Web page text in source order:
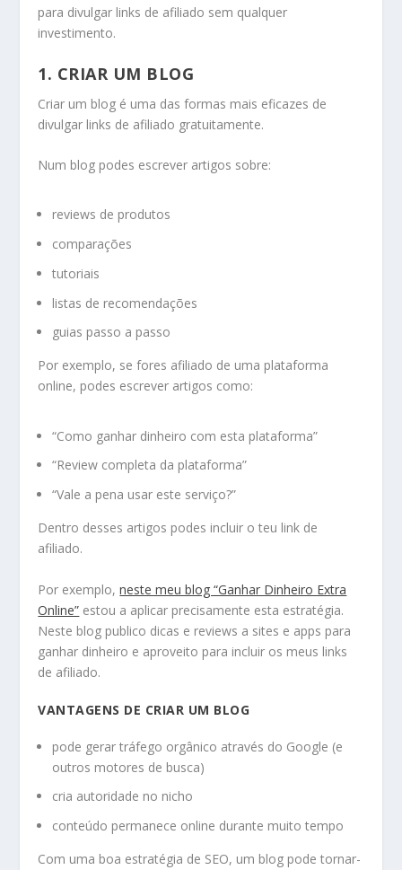
para divulgar links de afiliado sem qualquer
investimento.
1. CRIAR UM BLOG
Criar um blog é uma das formas mais eficazes de
divulgar links de afiliado gratuitamente.
Num blog podes escrever artigos sobre:
reviews de produtos
comparações
tutoriais
listas de recomendações
guias passo a passo
Por exemplo, se fores afiliado de uma plataforma
online, podes escrever artigos como:
“Como ganhar dinheiro com esta plataforma”
“Review completa da plataforma”
“Vale a pena usar este serviço?”
Dentro desses artigos podes incluir o teu link de
afiliado.
Por exemplo,neste meu blog “Ganhar Dinheiro Extra
Online” estou a aplicar precisamente esta estratégia.
Neste blog publico dicas e reviews a sites e apps para
ganhar dinheiro e aproveito para incluir os meus links
de afiliado.
VANTAGENS DE CRIAR UM BLOG
pode gerar tráfego orgânico através do Google (e
outros motores de busca)
cria autoridade no nicho
conteúdo permanece online durante muito tempo
Com uma boa estratégia de SEO, um blog pode tornar-